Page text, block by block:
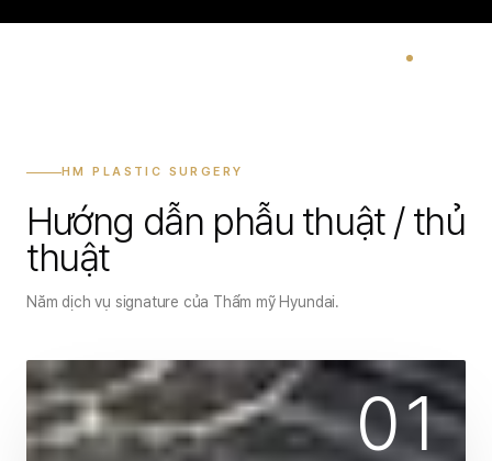
HM PLASTIC SURGERY
Hướng dẫn phẫu thuật / thủ
thuật
Năm dịch vụ signature của Thẩm mỹ Hyundai.
01